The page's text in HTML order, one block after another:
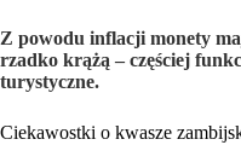
Z powodu inflacji monety
rzadko krążą – częściej
turystyczne.
Ciekawostki o kwasze